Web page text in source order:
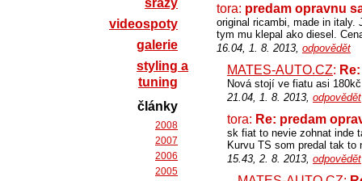
tora: predam opravnu
original ricambi, made in italy.
tym mu klepal ako diesel.
16.04, 1. 8. 2013, odpovědět
MATES-AUTO.CZ:
Nová stojí ve fiatu asi 180kč
21.04, 1. 8. 2013, odpovědět
tora: Re: predam
sk fiat to nevie zohnat inde
Kurvu TS som predal tak
15.43, 2. 8. 2013, odpovědět
srazy
videospoty
galerie
styling a
tuning
články
2008
2007
2006
2005